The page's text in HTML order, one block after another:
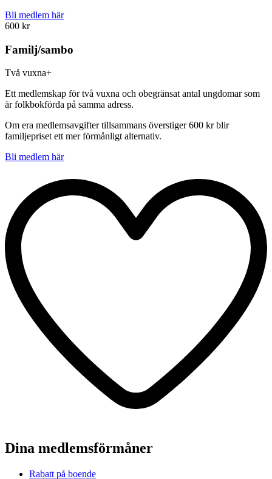
Bli medlem här
600 kr
Familj/sambo
Två vuxna+
Ett medlemskap för två vuxna och obegränsat antal ungdomar som
är folkbokförda på samma adress.
Om era medlemsavgifter tillsammans överstiger 600 kr blir
familjepriset ett mer förmånligt alternativ.
Bli medlem här
Dina medlemsförmåner
Rabatt på boende